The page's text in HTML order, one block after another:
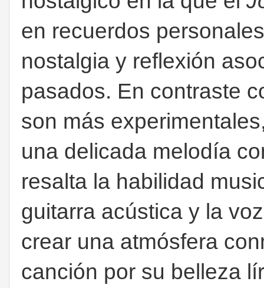
en recuerdos
nostalgia y reflexión
pasados. En contraste
son más
una delicada melodía
resalta la habilidad
guitarra acústica y la
crear una atmósfera
canción por su belleza